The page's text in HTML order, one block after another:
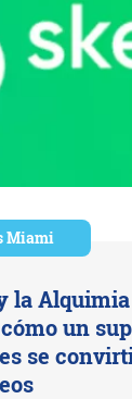
Miami
la
un
se